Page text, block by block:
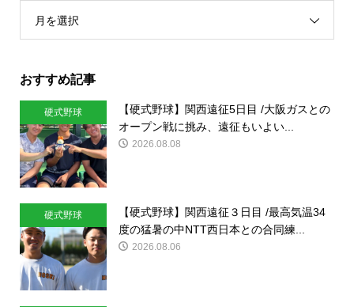
月を選択
おすすめ記事
硬式野球
【硬式野球】関西遠征5日目 /大阪ガスとの
オープン戦に挑み、遠征もいよい...
2026.08.08
硬式野球
【硬式野球】関西遠征３日目 /最高気温34
度の猛暑の中NTT西日本との合同練...
2026.08.06